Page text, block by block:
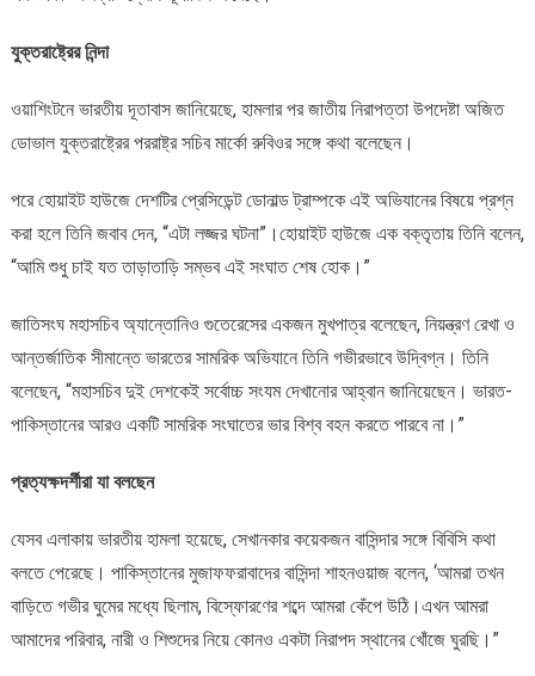
যুক্তরাষ্ট্রের নিন্দা
ওয়াশিংটনে ভারতীয় দূতাবাস জানিয়েছে, হামলার পর জাতীয় নিরাপত্তা উপদেষ্টা অজিত
ডোভাল যুক্তরাষ্ট্রের পররাষ্ট্র সচিব মার্কো রুবিওর সঙ্গে কথা বলেছেন।
পরে হোয়াইট হাউজে দেশটির প্রেসিডেন্ট ডোনাল্ড ট্রাম্পকে এই অভিযানের বিষয়ে প্রশ্ন
করা হলে তিনি জবাব দেন, “এটা লজ্জর ঘটনা”।হোয়াইট হাউজে এক বক্তৃতায় তিনি বলেন,
“আমি শুধু চাই যত তাড়াতাড়ি সম্ভব এই সংঘাত শেষ হোক।”
জাতিসংঘ মহাসচিব অ্যান্তোনিও গুতেরেসের একজন মুখপাত্র বলেছেন, নিয়ন্ত্রণ রেখা ও
আন্তর্জাতিক সীমান্তে ভারতের সামরিক অভিযানে তিনি গভীরভাবে উদ্বিগ্ন। তিনি
বলেছেন, “মহাসচিব দুই দেশকেই সর্বোচ্চ সংযম দেখানোর আহ্বান জানিয়েছেন। ভারত-
পাকিস্তানের আরও একটি সামরিক সংঘাতের ভার বিশ্ব বহন করতে পারবে না।”
প্রত্যক্ষদর্শীরা যা বলছেন
যেসব এলাকায় ভারতীয় হামলা হয়েছে, সেখানকার কয়েকজন বাসিন্দার সঙ্গে বিবিসি কথা
বলতে পেরেছে। পাকিস্তানের মুজাফফরাবাদের বাসিন্দা শাহনওয়াজ বলেন, ‘আমরা তখন
বাড়িতে গভীর ঘুমের মধ্যে ছিলাম, বিস্ফোরণের শব্দে আমরা কেঁপে উঠি।এখন আমরা
আমাদের পরিবার, নারী ও শিশুদের নিয়ে কোনও একটা নিরাপদ স্থানের খোঁজে ঘুরছি।”